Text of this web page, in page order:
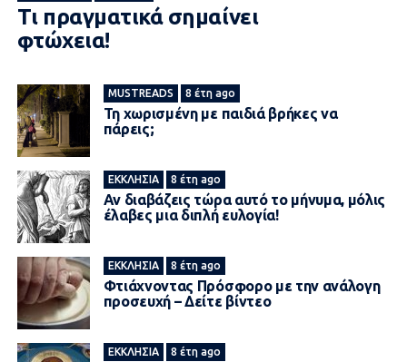
Τι πραγματικά σημαίνει
φτώχεια!
MUSTREADS 8 έτη ago
Τη χωρισμένη με παιδιά βρήκες να
πάρεις;
ΕΚΚΛΗΣΊΑ 8 έτη ago
Αν διαβάζεις τώρα αυτό το μήνυμα, μόλις
έλαβες μια διπλή ευλογία!
ΕΚΚΛΗΣΊΑ 8 έτη ago
Φτιάχνοντας Πρόσφορο με την ανάλογη
προσευχή – Δείτε βίντεο
ΕΚΚΛΗΣΊΑ 8 έτη ago